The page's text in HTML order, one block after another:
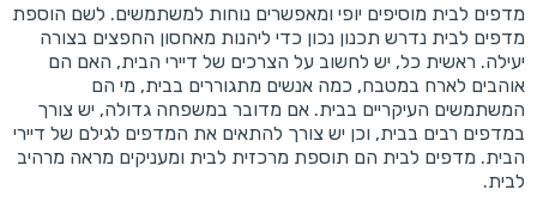
מדפים לבית מוסיפים יופי ומאפשרים נוחות למשתמשים. לשם הוספת
מדפים לבית נדרש תכנון נכון כדי ליהנות מאחסון החפצים בצורה
יעילה. ראשית כל, יש לחשוב על הצרכים של דיירי הבית, האם הם
אוהבים לארח במטבח, כמה אנשים מתגוררים בבית, מי הם
המשתמשים העיקריים בבית. אם מדובר במשפחה גדולה, יש צורך
במדפים רבים בבית, וכן יש צורך להתאים את המדפים לגילם של דיירי
הבית. מדפים לבית הם תוספת מרכזית לבית ומעניקים מראה מרהיב
לבית.